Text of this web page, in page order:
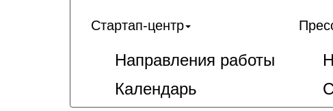
Стартап-центр
Направления работы
Календарь